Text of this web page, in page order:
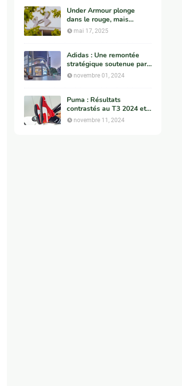
Under Armour plonge
dans le rouge, mais
redresse ses
fondamentaux
mai 17, 2025
Adidas : Une remontée
stratégique soutenue par
une croissance des ventes
novembre 01, 2024
Puma : Résultats
contrastés au T3 2024 et
défis à venir pour le géant
du sportswear
novembre 11, 2024